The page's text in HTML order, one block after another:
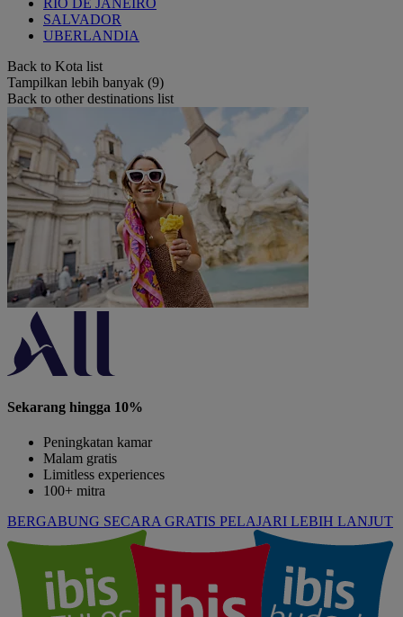
RIO DE JANEIRO
SALVADOR
UBERLANDIA
Back to Kota list
Tampilkan lebih banyak (9)
Back to other destinations list
Sekarang hingga 10%
Peningkatan kamar
Malam gratis
Limitless experiences
100+ mitra
BERGABUNG SECARA GRATIS PELAJARI LEBIH LANJUT